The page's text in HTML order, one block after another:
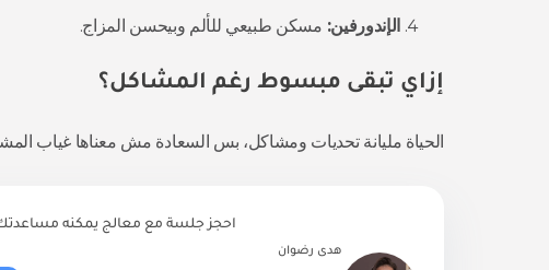
الإندورفين: مسكن طبيعي للألم وبيحسن المزاج.
إزاي تبقى مبسوط رغم المشاكل؟
الحياة مليانة تحديات ومشاكل، بس السعادة مش معناها غياب
احجز جلسة مع معالج يمكنه
هدى رضوان